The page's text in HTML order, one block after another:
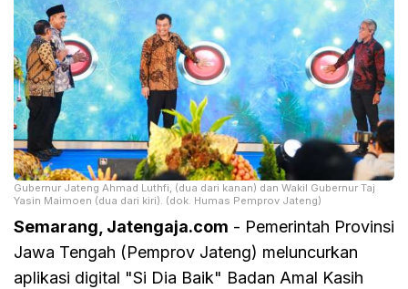
Gubernur Jateng Ahmad Luthfi, (dua dari kanan) dan Wakil Gubernur Taj
Yasin Maimoen (dua dari kiri). (dok. Humas Pemprov Jateng)
Semarang, Jatengaja.com - Pemerintah Provinsi
Jawa Tengah (Pemprov Jateng) meluncurkan
aplikasi digital "Si Dia Baik" Badan Amal Kasih